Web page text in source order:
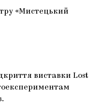
«Мистецький
виставки Lost